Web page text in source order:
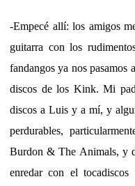
-Empecé allí: los amigos
guitarra con los
fandangos ya nos pasamos
discos de los Kink. Mi
discos a Luis y a mí, y
perdurables,
Burdon & The Animals, y
enredar con el